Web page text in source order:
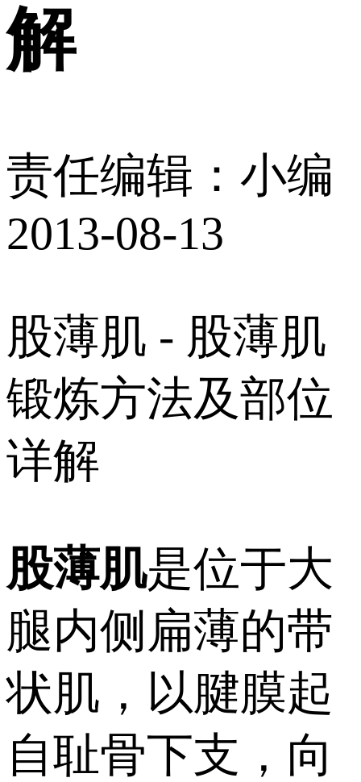
解
责任编辑：小编
2013-08-13
股薄肌 - 股薄肌
锻炼方法及部位
详解
股薄肌是位于大
腿内侧扁薄的带
状肌，以腱膜起
自耻骨下支，向